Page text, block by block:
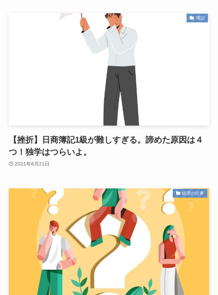
簿記
【挫折】日商簿記1級が難しすぎる。諦めた原因は４
つ！独学はつらいよ。
2021年6月21日
経理の仕事